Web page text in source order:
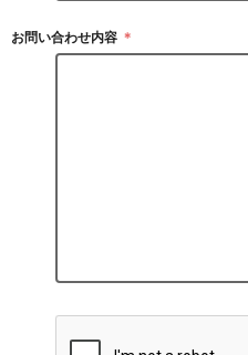
お問い合わせ内容 ＊